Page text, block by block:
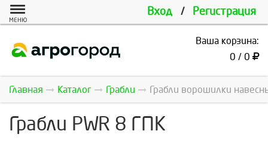
Вход / Регистрация
МЕНЮ
Ваша корзина:
0 / 0
Главная Каталог Грабли Грабли ворошилки
Грабли PWR 8 ГПК